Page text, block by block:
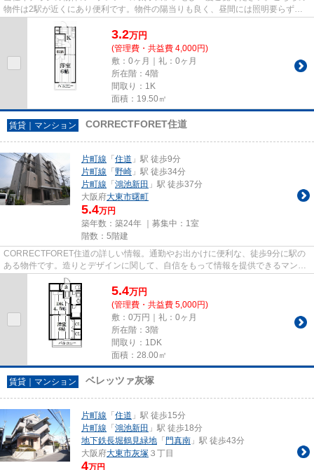
物件は2駅が近くにあり便利です。物件の陽当りも良く、昼間には照明要らずで
経済的です。こちらはマンショ...
3.2万円
(管理費・共益費 4,000円)
敷：0ヶ月｜礼：0ヶ月
所在階：4階
間取り：1K
面積：19.50㎡
賃貸｜マンション CORRECTFORET住道
片町線 「 住道 」駅 徒歩9分
片町線 「 野崎 」駅 徒歩34分
片町線 「 鴻池新田 」駅 徒歩37分
大阪府大東市曙町
5.4万円
築年数：築24年 ｜募集中： 1室
階数：5階建
CORRECTFORET住道の詳しい情報。通勤やお出かけに便利な、徒歩9分に駅の
ある物件です。造りとデザインに関して、自信をもって情報を提供できるマンシ
ョンです。暖かな陽射しが心地よい...
5.4万円
(管理費・共益費 5,000円)
敷：0万円｜礼：0ヶ月
所在階：3階
間取り：1DK
面積：28.00㎡
賃貸｜マンション ベレッツァ灰塚
片町線 「 住道 」駅 徒歩15分
片町線 「 鴻池新田 」駅 徒歩18分
地下鉄長堀鶴見緑地 「 門真南 」駅 徒歩43分
大阪府大東市灰塚 ３丁目
4万円